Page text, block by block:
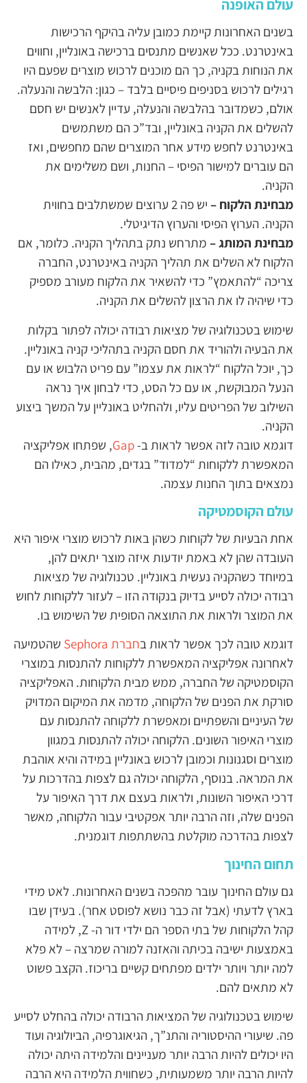
עולם האופנה
בשנים האחרונות קיימת כמובן עליה בהיקף הרכישות
באינטרנט. ככל שאנשים מתנסים ברכישה באונליין, וחווים
את הנוחות בקניה, כך הם מוכנים לרכוש מוצרים שפעם היו
רגילים לרכוש בסניפים פיסיים בלבד – כגון: הלבשה והנעלה.
אולם, כשמדובר בהלבשה והנעלה, עדיין לאנשים יש חסם
להשלים את הקניה באונליין, ובד”כ הם משתמשים
באינטרנט לחפש מידע אחר המוצרים שהם מחפשים, ואז
הם עוברים למישור הפיסי – החנות, ושם משלימים את
הקניה.
מבחינת הלקוח –
יש פה 2 ערוצים שמשתלבים בחווית
הקניה. הערוץ הפיסי והערוץ הדיגיטלי.
מבחינת המותג – מתרחש נתק בתהליך הקניה. כלומר, אם
הלקוח לא השלים את תהליך הקניה באינטרנט, החברה
צריכה “להתאמץ” כדי להשאיר את הלקוח מעורב מספיק
כדי שיהיה לו את הרצון להשלים את הקניה.
שימוש בטכנולוגיה של מציאות רבודה יכולה לפתור בקלות
את הבעיה ולהוריד את חסם הקניה בתהליכי קניה באונליין.
כך, יוכל הלקוח “לראות את עצמו” עם פריט הלבוש או עם
הנעל המבוקשת, או עם כל הסט, כדי לבחון איך נראה
השילוב של הפריטים עליו, ולהחליט באונליין על המשך ביצוע
הקניה.
דוגמא טובה לזה אפשר לראות ב-
, שפתחו אפליקציה
המאפשרת ללקוחות “למדוד” בגדים, מהבית, כאילו הם
נמצאים בתוך החנות עצמה.
עולם הקוסמטיקה
אחת הבעיות של לקוחות כשהן באות לרכוש מוצרי איפור היא
העובדה שהן לא באמת יודעות איזה מוצר יתאים להן,
במיוחד כשהקניה נעשית באונליין. טכנולוגיה של מציאות
רבודה יכולה לסייע בדיוק בנקודה הזו – לעזור ללקוחות לחוש
את המוצר ולראות את התוצאה הסופית של השימוש בו.
דוגמא טובה לכך אפשר לראות בחברת Sephora
שהטמיעה
לאחרונה אפליקציה המאפשרת ללקוחות להתנסות במוצרי
הקוסמטיקה של החברה, ממש מבית הלקוחות. האפליקציה
סורקת את הפנים של הלקוחה, מדמה את המיקום המדויק
של העיניים והשפתיים ומאפשרת ללקוחה להתנסות עם
מוצרי האיפור השונים. הלקוחה יכולה להתנסות במגוון
מוצרים וסגנונות וכמובן לרכוש באונליין במידה והיא אוהבת
את המראה. בנוסף, הלקוחה יכולה גם לצפות בהדרכות על
דרכי האיפור השונות, ולראות בעצם את דרך האיפור על
הפנים שלה, וזה הרבה יותר אפקטיבי עבור הלקוחה, מאשר
לצפות בהדרכה מוקלטת בהשתתפות דוגמנית.
תחום החינוך
גם עולם החינוך עובר מהפכה בשנים האחרונות. לאט מידי
בארץ לדעתי (אבל זה כבר נושא לפוסט אחר). בעידן שבו
קהל הלקוחות של בתי הספר הם ילדי דור ה- Z, למידה
באמצעות ישיבה בכיתה והאזנה למורה שמרצה – לא פלא
למה יותר ויותר ילדים מפתחים קשיים בריכוז. הקצב פשוט
לא מתאים להם.
שימוש בטכנולוגיה של המציאות הרבודה יכולה בהחלט לסייע
פה. שיעורי ההיסטוריה והתנ”ך, הגיאוגרפיה, הביולוגיה ועוד
היו יכולים להיות הרבה יותר מעניינים והלמידה היתה יכולה
להיות הרבה יותר משמעותית, כשחווית הלמידה היא הרבה